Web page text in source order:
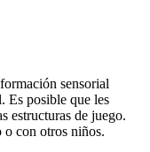
sensorial
Es posible que les
estructuras de juego.
o con otros niños.